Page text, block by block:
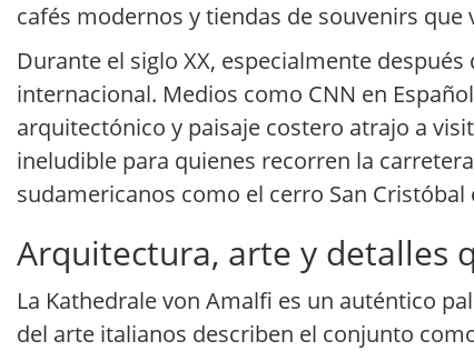
cafés modernos y tiendas de souvenirs
Durante el siglo XX, especialmente
internacional. Medios como CNN en
arquitectónico y paisaje costero atrajo a
ineludible para quienes recorren la
sudamericanos como el cerro San
Arquitectura, arte y detalles
La Kathedrale von Amalfi es un auténtico
del arte italianos describen el conjunto